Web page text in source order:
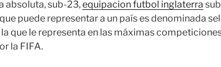
absoluta, sub-23,equipacion futbol inglaterra
puede representar a un país es denominada
la que le representa en las máximas
la FIFA.